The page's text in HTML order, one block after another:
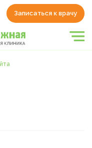
Записаться к врачу